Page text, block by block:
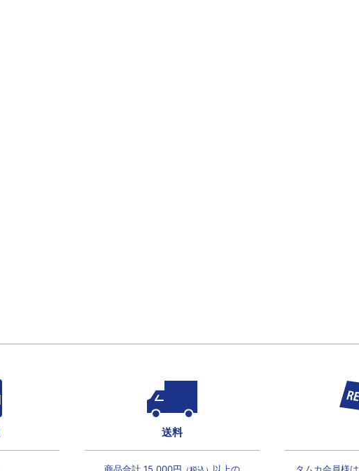
送料
商品合計 15,000円 以上の タムカ会員様は